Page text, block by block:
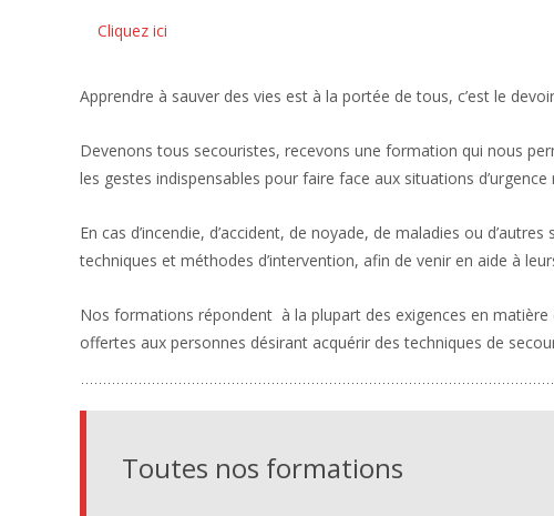
Cliquez ici
Apprendre à sauver des vies est à la portée de tous, c’est le
Devenons tous secouristes, recevons une formation qui nous
les gestes indispensables pour faire face aux situations
En cas d’incendie, d’accident, de noyade, de maladies ou
techniques et méthodes d’intervention, afin de venir en aide à
Nos formations répondent à la plupart des exigences en
offertes aux personnes désirant acquérir des techniques de
Toutes nos formations